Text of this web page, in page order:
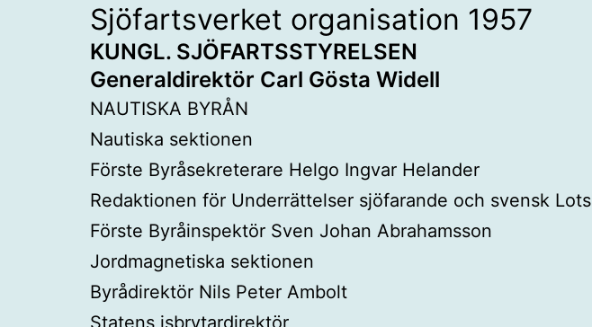
Sjöfartsverket organisation 1957
KUNGL. SJÖFARTSSTYRELSEN
Generaldirektör Carl Gösta Widell
NAUTISKA BYRÅN
Nautiska sektionen
Förste Byråsekreterare Helgo Ingvar Helander
Redaktionen för Underrättelser sjöfarande och svensk Lots
Förste Byråinspektör Sven Johan Abrahamsson
Jordmagnetiska sektionen
Byrådirektör Nils Peter Ambolt
Statens isbrytardirektör